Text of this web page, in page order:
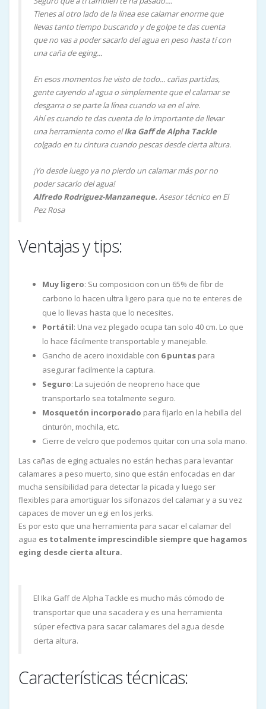
Tienes al otro lado de la línea ese calamar enorme que
llevas tanto tiempo buscando y de golpe te das cuenta
que no vas a poder sacarlo del agua en peso hasta tí con
una caña de eging...
En esos momentos he visto de todo... cañas partidas,
gente cayendo al agua o simplemente que el calamar se
desgarra o se parte la línea cuando va en el aire.
Ahí es cuando te das cuenta de lo importante de llevar
una herramienta como elIka Gaff de Alpha Tackle
colgado en tu cintura cuando pescas desde cierta altura.
¡Yo desde luego ya no pierdo un calamar más por no
poder sacarlo del agua!
Alfredo Rodriguez-Manzaneque. Asesor técnico en El
Pez Rosa
Ventajas y tips:
Muy ligero: Su composicion con un 65% de fibr de
carbono lo hacen ultra ligero para que no te enteres de
que lo llevas hasta que lo necesites.
Portátil: Una vez plegado ocupa tan solo 40 cm. Lo que
lo hace fácilmente transportable y manejable.
Gancho de acero inoxidable con 6 puntas para
asegurar facilmente la captura.
Seguro: La sujeción de neopreno hace que
transportarlo sea totalmente seguro.
Mosquetón incorporado para fijarlo en la hebilla del
cinturón, mochila, etc.
Cierre de velcro que podemos quitar con una sola mano.
Las cañas de eging actuales no están hechas para levantar
calamares a peso muerto, sino que están enfocadas en dar
mucha sensibilidad para detectar la picada y luego ser
flexibles para amortiguar los sifonazos del calamar y a su vez
capaces de mover un egi en los jerks.
Es por esto que una herramienta para sacar el calamar del
agua es totalmente imprescindible siempre que hagamos
eging desde cierta altura.
El Ika Gaff de Alpha Tackle es mucho más cómodo de
transportar que una sacadera y es una herramienta
súper efectiva para sacar calamares del agua desde
cierta altura.
Características técnicas: